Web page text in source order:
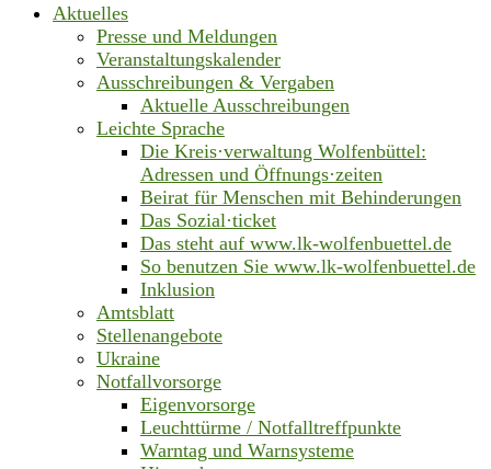
Aktuelles
Presse und Meldungen
Veranstaltungskalender
Ausschreibungen & Vergaben
Aktuelle Ausschreibungen
Leichte Sprache
Die Kreis·verwaltung Wolfenbüttel:
Adressen und Öffnungs·zeiten
Beirat für Menschen mit Behinderungen
Das Sozial·ticket
Das steht auf www.lk-wolfenbuettel.de
So benutzen Sie www.lk-wolfenbuettel.de
Inklusion
Amtsblatt
Stellenangebote
Ukraine
Notfallvorsorge
Eigenvorsorge
Leuchttürme / Notfalltreffpunkte
Warntag und Warnsysteme